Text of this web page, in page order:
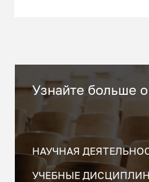
Узнайте больше
НАУЧНАЯ
УЧЕБНЫЕ